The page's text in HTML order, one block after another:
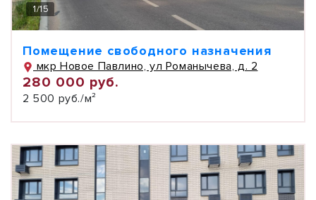
1/15
Помещение свободного назначения
мкр Новое Павлино, ул Романычева, д. 2
280 000 руб.
2 500 руб./м²